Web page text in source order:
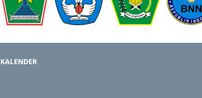
KALENDER